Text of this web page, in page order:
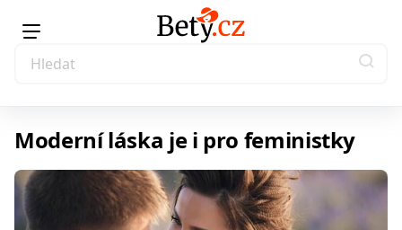
Moderní láska je i pro feministky